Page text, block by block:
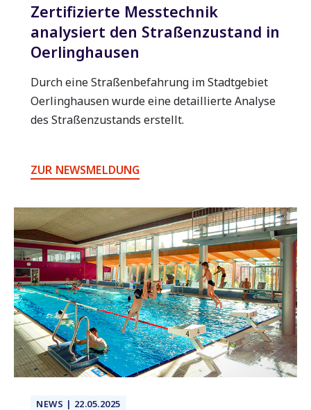
Zertifizierte Messtechnik
analysiert den Straßenzustand in
Oerlinghausen
Durch eine Straßenbefahrung im Stadtgebiet
Oerlinghausen wurde eine detaillierte Analyse
des Straßenzustands erstellt.
ZUR NEWSMELDUNG
NEWS | 22.05.2025